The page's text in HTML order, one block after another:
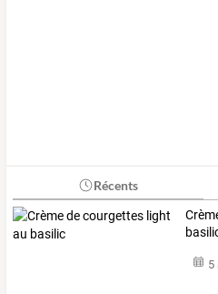
Récents
5